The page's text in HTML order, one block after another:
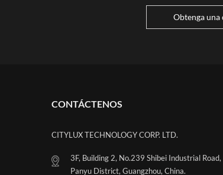
Obtenga
CONTÁCTENOS
CITYLUX TECHNOLOGY CORP. LTD.
3F, Building 2, No.239 Shibei Industrial Road,
Panyu District, Guangzhou, China.